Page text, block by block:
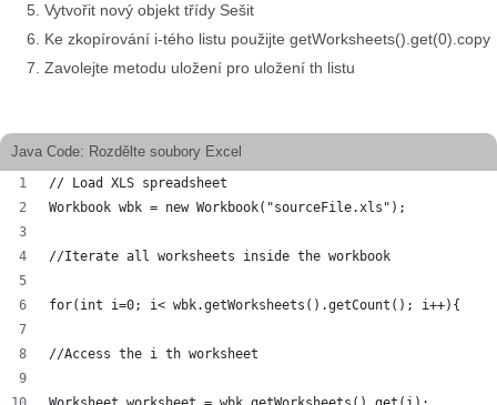
Vytvořit nový objekt třídy Sešit
Ke zkopírování i-tého listu použijte getWorksheets().get(0).copy
Zavolejte metodu uložení pro uložení th listu
Java Code: Rozdělte soubory Excel
// Load XLS spreadsheet
Workbook wbk = new Workbook("sourceFile.xls");
//Iterate all worksheets inside the workbook
for(int i=0; i< wbk.getWorksheets().getCount(); i++){
//Access the i th worksheet